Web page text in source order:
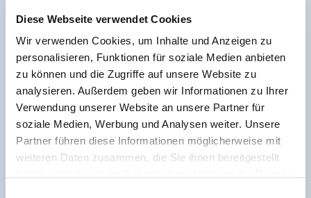
Diese Webseite verwendet Cookies
Wir verwenden Cookies, um Inhalte und Anzeigen zu
personalisieren, Funktionen für soziale Medien anbieten
zu können und die Zugriffe auf unsere Website zu
analysieren. Außerdem geben wir Informationen zu Ihrer
Verwendung unserer Website an unsere Partner für
soziale Medien, Werbung und Analysen weiter. Unsere
Partner führen diese Informationen möglicherweise mit
weiteren Daten zusammen, die Sie ihnen bereitgestellt